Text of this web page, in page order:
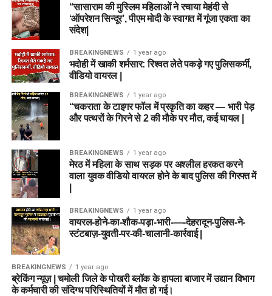
“सासाराम की मुस्लिम महिलाओं ने रचाया मेहंदी से
‘ऑपरेशन सिन्दूर’, पीएम मोदी के स्वागत में गूंजा एकता का
संदेश|
BREAKINGNEWS 1 year ago
भदोही में खाकी शर्मसार: रिश्वत लेते पकड़े गए पुलिसकर्मी,
वीडियो वायरल |
BREAKINGNEWS 1 year ago
“चकराता के टाइगर फॉल में प्रकृति का कहर — भारी पेड़
और पत्थरों के गिरने से 2 की मौके पर मौत, कई घायल |
BREAKINGNEWS 1 year ago
मेरठ में महिला के साथ सड़क पर अश्लील हरकत करने
वाला युवक वीडियो वायरल होने के बाद पुलिस की गिरफ्त में
BREAKINGNEWS 1 year ago
वायरल-होने-का-शौक-पड़ा-भारी-—-देहरादून-पुलिस-ने-
स्टंटबाज़-युवती-पर-की-चालानी-कार्रवाई |
BREAKINGNEWS 1 year ago
ब्रेकिंग न्यूज़ | चमोली जिले के पोखरी ब्लॉक के हापला बाजार में उद्यान विभाग
के कर्मचारी की संदिग्ध परिस्थितियों में मौत हो गई।